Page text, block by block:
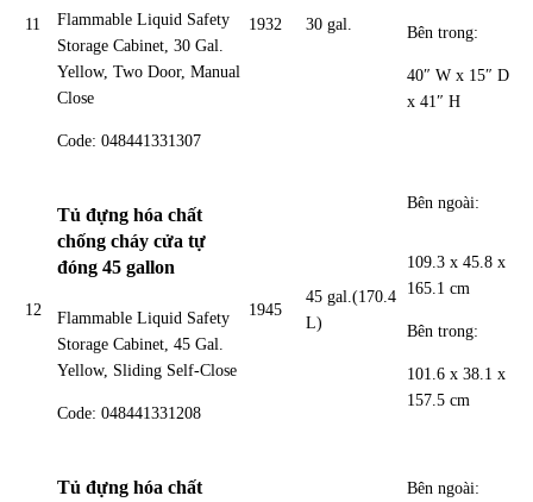
11
Flammable Liquid Safety
Storage Cabinet, 30 Gal.
Yellow, Two Door, Manual
Close
Code: 048441331307
1932 30 gal. Bên trong:
40″ W x 15″ D
x 41″ H
12
Tủ đựng hóa chất
chống cháy cửa tự
đóng 45 gallon
Flammable Liquid Safety
Storage Cabinet, 45 Gal.
Yellow, Sliding Self-Close
Code: 048441331208
1945
45 gal.(170.4
L)
Bên ngoài:
109.3 x 45.8 x
165.1 cm
Bên trong:
101.6 x 38.1 x
157.5 cm
Tủ đựng hóa chất Bên ngoài: